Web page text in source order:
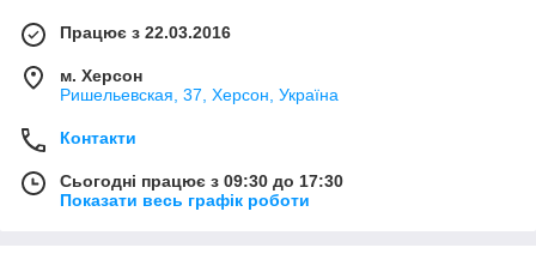
Працює з 22.03.2016
м. Херсон
Ришельевская, 37, Херсон, Україна
Контакти
Сьогодні працює з 09:30 до 17:30
Показати весь графік роботи